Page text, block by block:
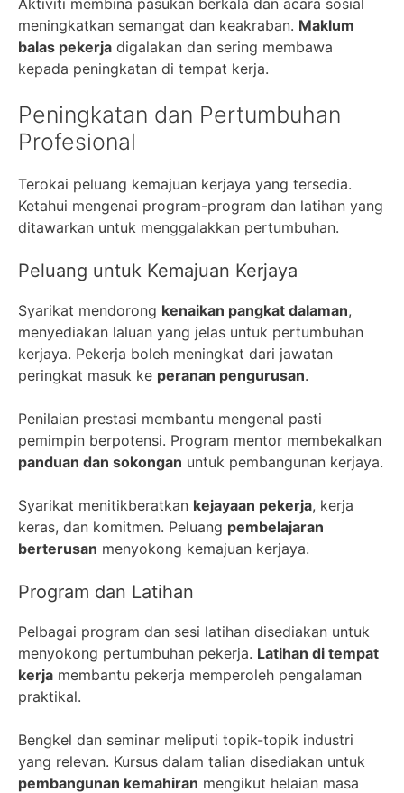
meningkatkan semangat dan keakraban. Maklum
balas pekerja digalakan dan sering membawa
kepada peningkatan di tempat kerja.
Peningkatan dan Pertumbuhan
Profesional
Terokai peluang kemajuan kerjaya yang tersedia.
Ketahui mengenai program-program dan latihan yang
ditawarkan untuk menggalakkan pertumbuhan.
Peluang untuk Kemajuan Kerjaya
Syarikat mendorong kenaikan pangkat dalaman,
menyediakan laluan yang jelas untuk pertumbuhan
kerjaya. Pekerja boleh meningkat dari jawatan
peringkat masuk ke peranan pengurusan.
Penilaian prestasi membantu mengenal pasti
pemimpin berpotensi. Program mentor membekalkan
panduan dan sokongan untuk pembangunan kerjaya.
Syarikat menitikberatkan kejayaan pekerja, kerja
keras, dan komitmen. Peluang pembelajaran
berterusan menyokong kemajuan kerjaya.
Program dan Latihan
Pelbagai program dan sesi latihan disediakan untuk
menyokong pertumbuhan pekerja. Latihan di tempat
kerja membantu pekerja memperoleh pengalaman
praktikal.
Bengkel dan seminar meliputi topik-topik industri
yang relevan. Kursus dalam talian disediakan untuk
pembangunan kemahiran mengikut helaian masa